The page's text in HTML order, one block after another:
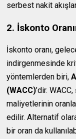
serbest nakit
2. İskonto
İskonto oranı,
indirgenmesinde
yöntemlerden biri,
(WACC)’dir.
maliyetlerinin
edilir. Alternatif
bir oran da